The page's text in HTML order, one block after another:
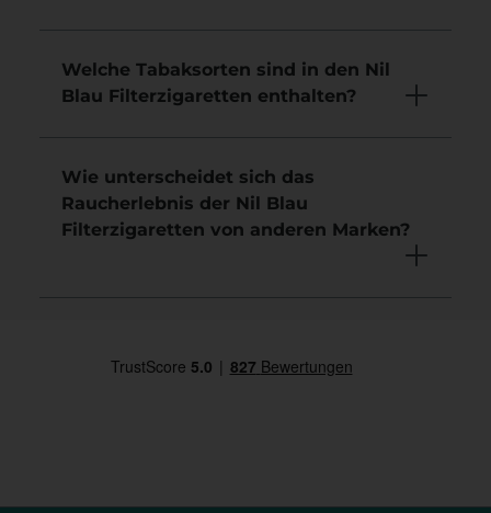
Welche Tabaksorten sind in den Nil
Blau Filterzigaretten enthalten?
Wie unterscheidet sich das
Raucherlebnis der Nil Blau
Filterzigaretten von anderen Marken?